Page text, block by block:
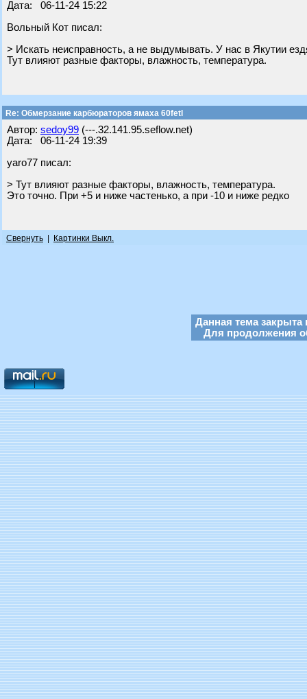
Дата: 06-11-24 15:22
Вольный Кот писал:
> Искать неисправность, а не выдумывать. У нас в Якутии
Тут влияют разные факторы, влажность, температура.
Re: Обмерзание карбюраторов ямаха 60fetl
Автор: sedoy99 (---.32.141.95.seflow.net)
Дата: 06-11-24 19:39
yaro77 писал:
> Тут влияют разные факторы, влажность, температура.
Это точно. При +5 и ниже частенько, а при -10 и ниже редко
Свернуть Картинки Выкл.
Данная тема закрыта
Для продолжения